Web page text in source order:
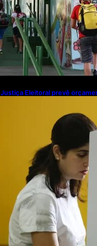
Justiça Eleitoral prevê